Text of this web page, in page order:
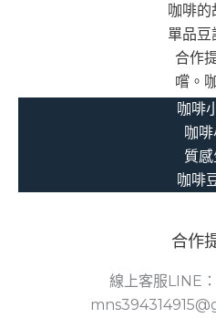
咖啡的
單品豆
合作
嚐。
咖啡
咖
質
咖啡
合作
線上客服LINE